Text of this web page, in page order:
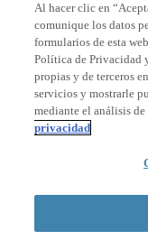
Miembro de
Acreditaciones
© 2026 La Salle
Formulario
Al hacer clic en
comunique los datos
formularios de esta
Política de Privacidad
propias y de terceros
servicios y mostrarle
mediante el análisis
privacidad